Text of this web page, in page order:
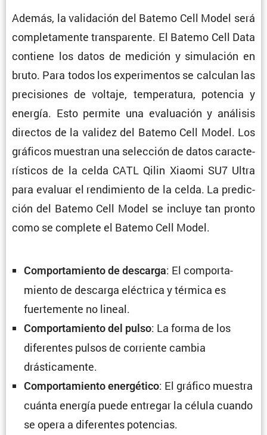
Además, la valida­ción del Batemo Cell Model será
comple­ta­mente trans­pa­rente. El Batemo Cell Data
contiene los datos de medición y simula­ción en
bruto. Para todos los experi­mentos se calculan las
preci­siones de voltaje, tempe­ra­tura, potencia y
energía. Esto permite una evalua­ción y análisis
directos de la validez del Batemo Cell Model. Los
gráficos muestran una selec­ción de datos carac­te­
rís­ticos de la celda CATL Qilin Xiaomi SU7 Ultra
para evaluar el rendi­miento de la celda. La predic­
ción del Batemo Cell Model se incluye tan pronto
como se complete el Batemo Cell Model.
Compor­ta­miento de descarga: El compor­ta­
miento de descarga eléctrica y térmica es
fuerte­mente no lineal.
Compor­ta­miento del pulso: La forma de los
diferentes pulsos de corriente cambia
drásticamente.
Compor­ta­miento energé­tico: El gráfico muestra
cuánta energía puede entregar la célula cuando
se opera a diferentes potencias.